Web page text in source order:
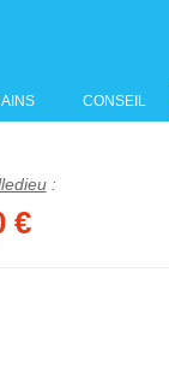
CONSEIL
:
€